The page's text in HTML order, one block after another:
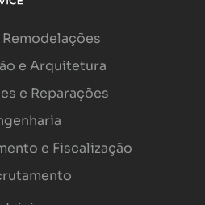
e Arquitetura
e Reparações
e Fiscalização